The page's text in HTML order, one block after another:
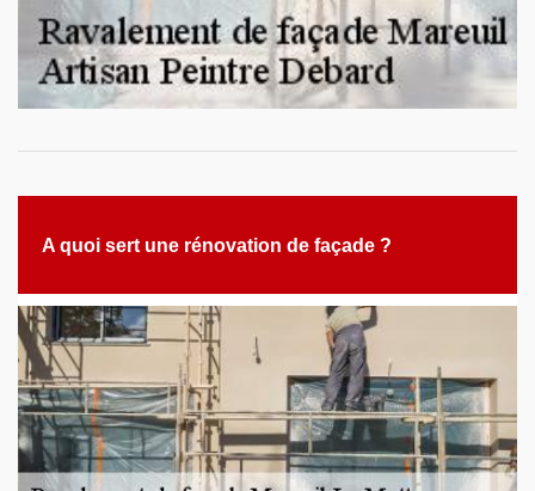
A quoi sert une rénovation de façade ?